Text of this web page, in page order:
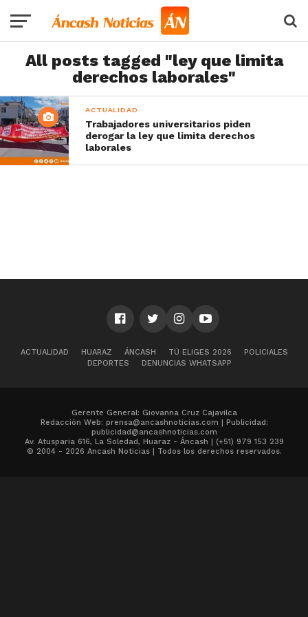
All posts tagged "ley que limita
derechos laborales"
ACTUALIDAD
Trabajadores universitarios piden
derogar la ley que limita derechos
laborales
ACTUALIDAD HUARAZ ÁNCASH TÚ ELIGES 2026
POLICIALES
DEPORTES
DENUNCIAS WHATSAPP
Gerente General: Giovanna Cruz Cajavilca
Redacción Web: prensa@ancashnoticias.com | Publicidad:
publicidad@ancashnoticias.com
Av. Atusparia 616, La Soledad, Huaraz - Áncash | (+51) 979 153 239
© 2004 - 2026 Ancash Noticias | Todos los derechos reservados.